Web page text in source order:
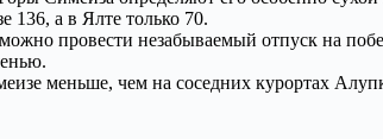
136, а в Ялте только 70.
провести незабываемый отпуск на
меньше, чем на соседних курортах